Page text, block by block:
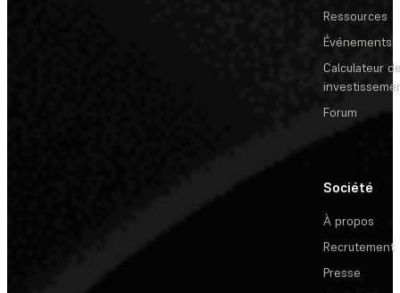
Ressources
Événements
Calculateur
Forum
Société
À propos
Recrutement
Presse